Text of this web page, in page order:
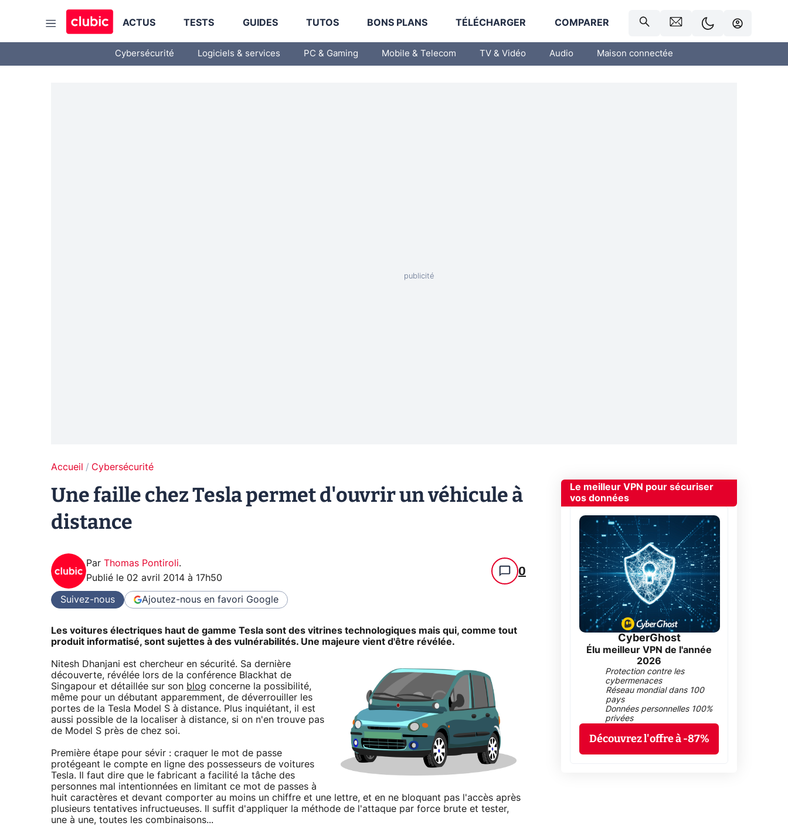
ACTUS TESTS GUIDES TUTOS BONS PLANS TÉLÉCHARGER COMPARER
Cybersécurité Logiciels & services PC & Gaming Mobile & Telecom TV & Vidéo Audio Maison connectée
Accueil Cybersécurité
Une faille chez Tesla permet d'ouvrir un véhicule à
distance
Par Thomas Pontiroli.
Publié le 02 avril 2014 à 17h50 0
Suivez-nous Ajoutez-nous en favori Google
Les voitures électriques haut de gamme Tesla sont des vitrines technologiques mais qui, comme tout
produit informatisé, sont sujettes à des vulnérabilités. Une majeure vient d'être révélée.
Nitesh Dhanjani est chercheur en sécurité. Sa dernière
découverte, révélée lors de la conférence Blackhat de
Singapour et détaillée sur son blog concerne la possibilité,
même pour un débutant apparemment, de déverrouiller les
portes de la Tesla Model S à distance. Plus inquiétant, il est
aussi possible de la localiser à distance, si on n'en trouve pas
de Model S près de chez soi.
Première étape pour sévir : craquer le mot de passe
protégeant le compte en ligne des possesseurs de voitures
Tesla. Il faut dire que le fabricant a facilité la tâche des
personnes mal intentionnées en limitant ce mot de passes à
huit caractères et devant comporter au moins un chiffre et une lettre, et en ne bloquant pas l'accès après
plusieurs tentatives infructueuses. Il suffit d'appliquer la méthode de l'attaque par force brute et tester,
une à une, toutes les combinaisons...
Le meilleur VPN pour sécuriser
vos données
CyberGhost
Élu meilleur VPN de l'année
2026
Protection contre les
cybermenaces
Réseau mondial dans 100
pays
Données personnelles 100%
privées
Découvrez l'offre à -87%